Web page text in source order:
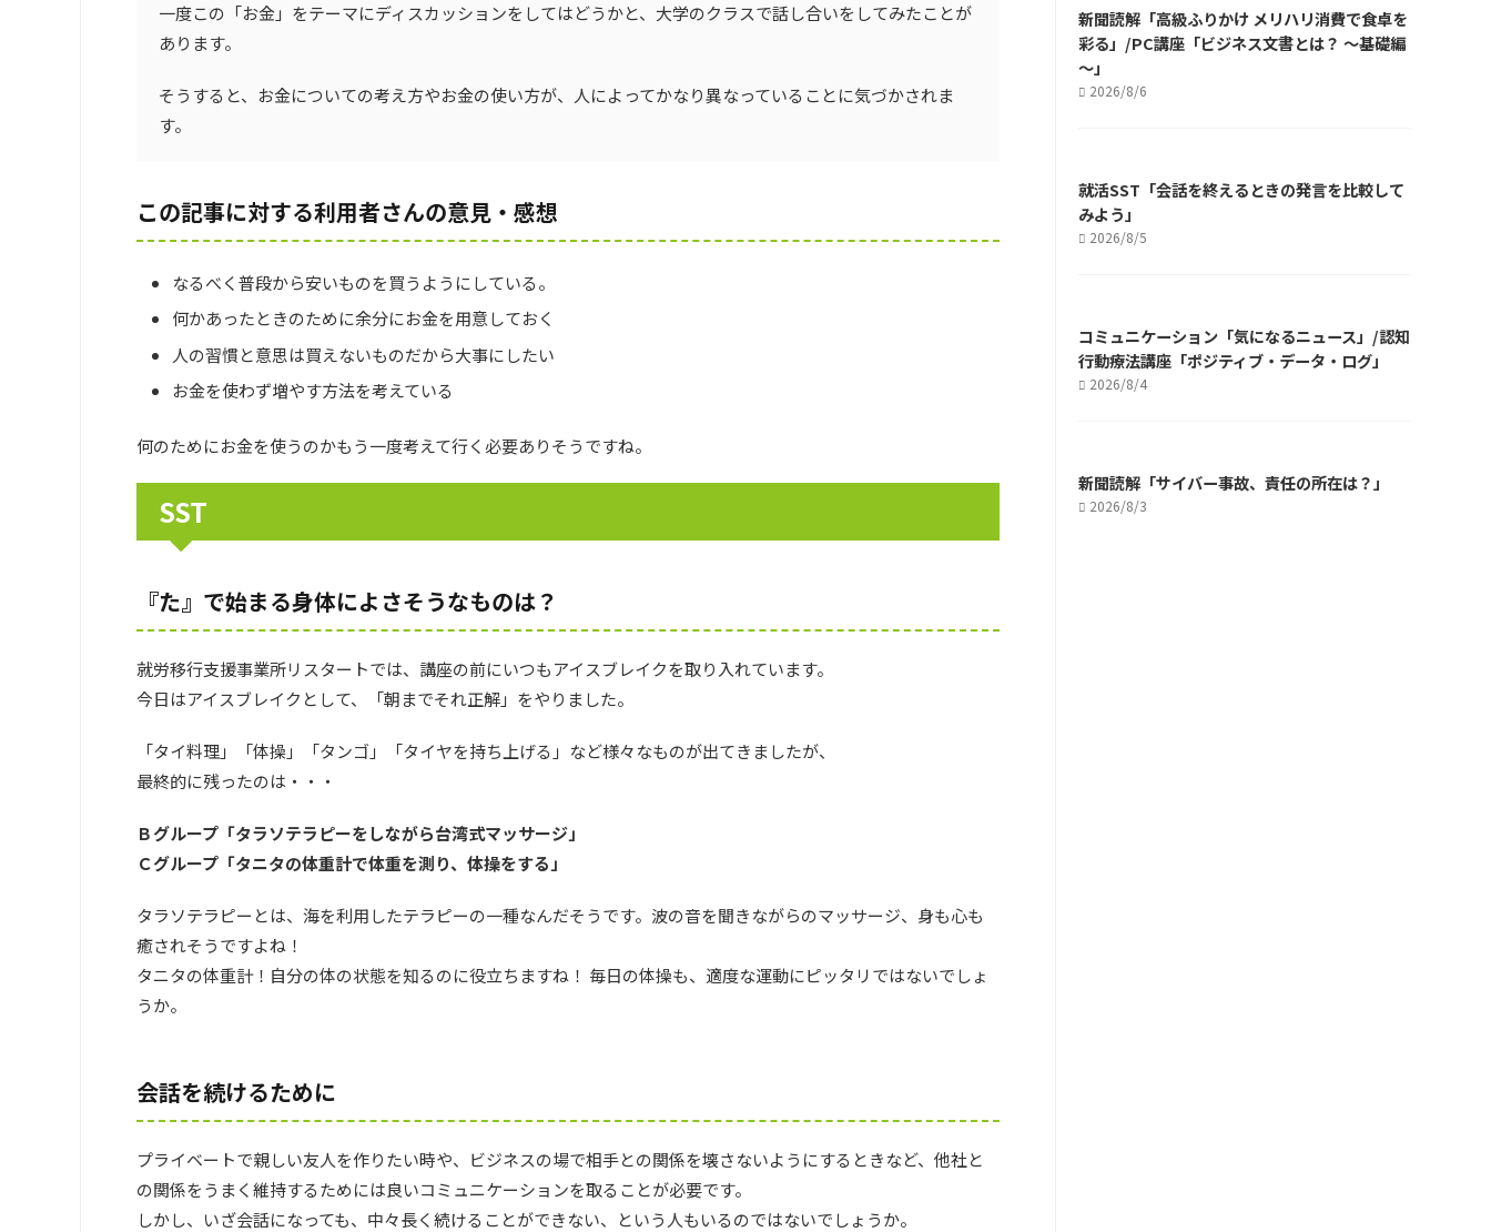
一度この「お金」をテーマにディスカッションをしてはどうかと、大学のクラスで話し合いをしてみたことが
あります。
そうすると、お金についての考え方やお金の使い方が、人によってかなり異なっていることに気づかされま
す。
この記事に対する利用者さんの意見・感想
なるべく普段から安いものを買うようにしている。
何かあったときのために余分にお金を用意しておく
人の習慣と意思は買えないものだから大事にしたい
お金を使わず増やす方法を考えている
何のためにお金を使うのかもう一度考えて行く必要ありそうですね。
SST
『た』で始まる身体によさそうなものは？
就労移行支援事業所リスタートでは、講座の前にいつもアイスブレイクを取り入れています。
今日はアイスブレイクとして、「朝までそれ正解」をやりました。
「タイ料理」「体操」「タンゴ」「タイヤを持ち上げる」など様々なものが出てきましたが、
最終的に残ったのは・・・
Ｂグループ「タラソテラピーをしながら台湾式マッサージ」
Ｃグループ「タニタの体重計で体重を測り、体操をする」
タラソテラピーとは、海を利用したテラピーの一種なんだそうです。波の音を聞きながらのマッサージ、身も心も
癒されそうですよね！
タニタの体重計！自分の体の状態を知るのに役立ちますね！ 毎日の体操も、適度な運動にピッタリではないでしょ
うか。
会話を続けるために
プライベートで親しい友人を作りたい時や、ビジネスの場で相手との関係を壊さないようにするときなど、他社と
の関係をうまく維持するためには良いコミュニケーションを取ることが必要です。
しかし、いざ会話になっても、中々長く続けることができない、という人もいるのではないでしょうか。
新聞読解「高級ふりかけ メリハリ消費で食卓を
彩る」/PC講座「ビジネス文書とは？ ～基礎編
～」
2026/8/6
就活SST「会話を終えるときの発言を比較して
みよう」
2026/8/5
コミュニケーション「気になるニュース」/認知
行動療法講座「ポジティブ・データ・ログ」
2026/8/4
新聞読解「サイバー事故、責任の所在は？」
2026/8/3